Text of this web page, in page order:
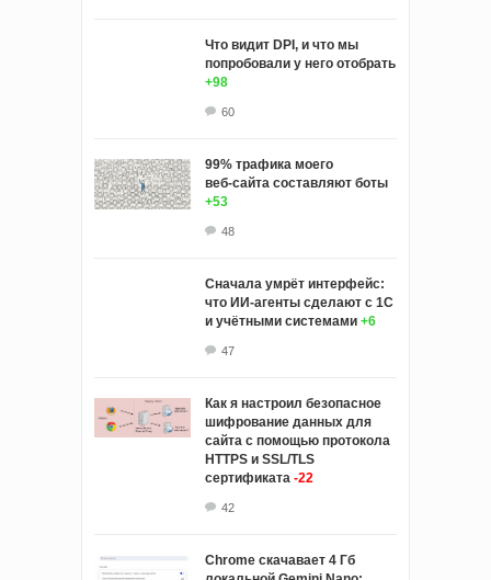
Что видит DPI, и что мы
попробовали у него отобрать
+98
60
99% трафика моего
веб‑сайта составляют боты
+53
48
Сначала умрёт интерфейс:
что ИИ-агенты сделают с 1С
и учётными системами +6
47
Как я настроил безопасное
шифрование данных для
сайта с помощью протокола
HTTPS и SSL/TLS
сертификата -22
42
Chrome скачавает 4 Гб